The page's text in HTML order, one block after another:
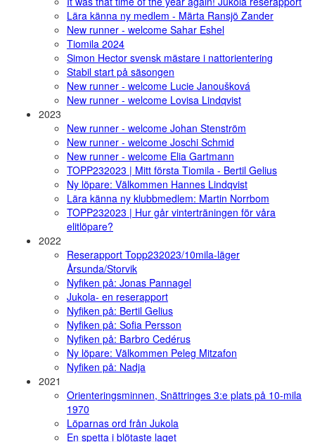
Lära känna ny medlem - Märta Ransjö Zander
New runner - welcome Sahar Eshel
Tiomila 2024
Simon Hector svensk mästare i nattorientering
Stabil start på säsongen
New runner - welcome Lucie Janoušková
New runner - welcome Lovisa Lindqvist
2023
New runner - welcome Johan Stenström
New runner - welcome Joschi Schmid
New runner - welcome Elia Gartmann
TOPP232023 | Mitt första Tiomila - Bertil Gelius
Ny löpare: Välkommen Hannes Lindqvist
Lära känna ny klubbmedlem: Martin Norrbom
TOPP232023 | Hur går vinterträningen för våra
elitlöpare?
2022
Reserapport Topp232023/10mila-läger
Årsunda/Storvik
Nyfiken på: Jonas Pannagel
Jukola- en reserapport
Nyfiken på: Bertil Gelius
Nyfiken på: Sofia Persson
Nyfiken på: Barbro Cedérus
Ny löpare: Välkommen Peleg Mitzafon
Nyfiken på: Nadja
2021
Orienteringsminnen, Snättringes 3:e plats på 10-mila
1970
Löparnas ord från Jukola
En spetta i blötaste laget